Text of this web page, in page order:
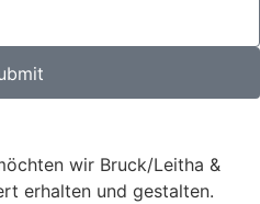
wir Bruck/Leitha &
erhalten und gestalten.